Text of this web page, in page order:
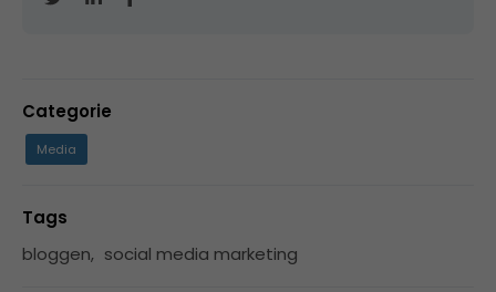
Categorie
Media
Tags
bloggen, social media marketing